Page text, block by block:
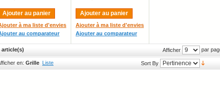
Ajouter au panier
à ma liste d'envies
au comparateur
Ajouter au panier
Ajouter à ma liste d'envies
Ajouter au comparateur
article(s) Afficher par
en: Grille Liste Sort By